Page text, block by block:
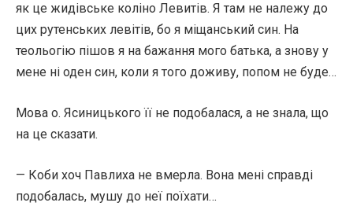
як це жидівське коліно Левитів. Я там не належу до
цих рутенських левітів, бо я міщанський син. На
теольогію пішов я на бажання мого батька, а знову у
мене ні оден син, коли я того доживу, попом не буде…
Мова о. Ясиницького її не подобалася, а не знала, що
на це сказати.
— Коби хоч Павлиха не вмерла. Вона мені справді
подобалась, мушу до неї поїхати…